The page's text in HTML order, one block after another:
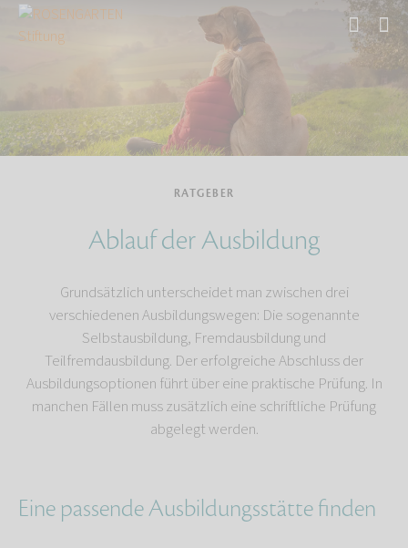
RATGEBER
Ablauf der Ausbildung
Grundsätzlich unterscheidet man zwischen drei
verschiedenen Ausbildungswegen: Die sogenannte
Selbstausbildung, Fremdausbildung und
Teilfremdausbildung. Der erfolgreiche Abschluss der
Ausbildungsoptionen führt über eine praktische Prüfung. In
manchen Fällen muss zusätzlich eine schriftliche Prüfung
abgelegt werden.
Eine passende Ausbildungsstätte finden